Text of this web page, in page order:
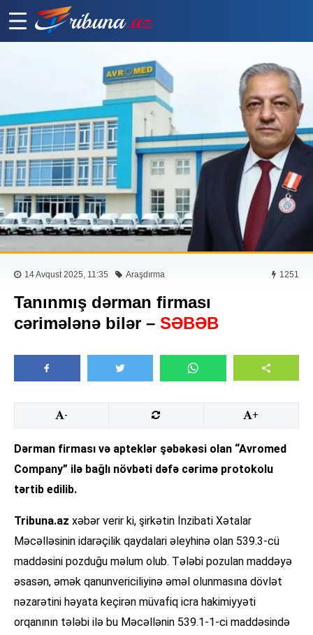
14 Avqust 2025, 11:35 Araşdırma 1251
Tanınmış dərman firması
cərimələnə bilər – SƏBƏB
- +
Dərman firması və apteklər şəbəkəsi olan “Avromed
Company” ilə bağlı növbəti dəfə cərimə protokolu
tərtib edilib.
Tribuna.az xəbər verir ki, şirkətin İnzibati Xətalar
Məcəlləsinin idarəçilik qaydalari əleyhinə olan 539.3-cü
maddəsini pozduğu məlum olub. Tələbi pozulan maddəyə
əsasən, əmək qanunvericiliyinə əməl olunmasına dövlət
nəzarətini həyata keçirən müvafiq icra hakimiyyəti
orqanının tələbi ilə bu Məcəllənin 539.1-1-ci maddəsində